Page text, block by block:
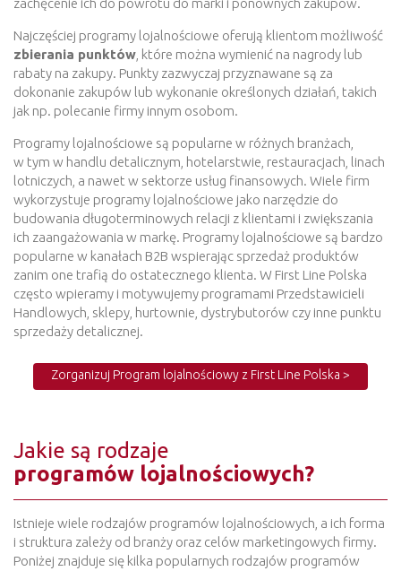
zachęcenie ich do powrotu do marki i ponownych zakupów.
Najczęściej programy lojalnościowe oferują klientom możliwość
zbierania punktów , które można wymienić na nagrody lub
rabaty na zakupy. Punkty zazwyczaj przyznawane są za
dokonanie zakupów lub wykonanie określonych działań, takich
jak np. polecanie firmy innym osobom.
Programy lojalnościowe są popularne w różnych branżach,
w tym w handlu detalicznym, hotelarstwie, restauracjach, linach
lotniczych, a nawet w sektorze usług finansowych. Wiele firm
wykorzystuje programy lojalnościowe jako narzędzie do
budowania długoterminowych relacji z klientami i zwiększania
ich zaangażowania w markę. Programy lojalnościowe są bardzo
popularne w kanałach B2B wspierając sprzedaż produktów
zanim one trafią do ostatecznego klienta. W First Line Polska
często wpieramy i motywujemy programami Przedstawicieli
Handlowych, sklepy, hurtownie, dystrybutorów czy inne punktu
sprzedaży detalicznej.
Zorganizuj Program lojalnościowy z First Line Polska >
Jakie są rodzaje
programów lojalnościowych?
Istnieje wiele rodzajów programów lojalnościowych, a ich forma
i struktura zależy od branży oraz celów marketingowych firmy.
Poniżej znajduje się kilka popularnych rodzajów programów